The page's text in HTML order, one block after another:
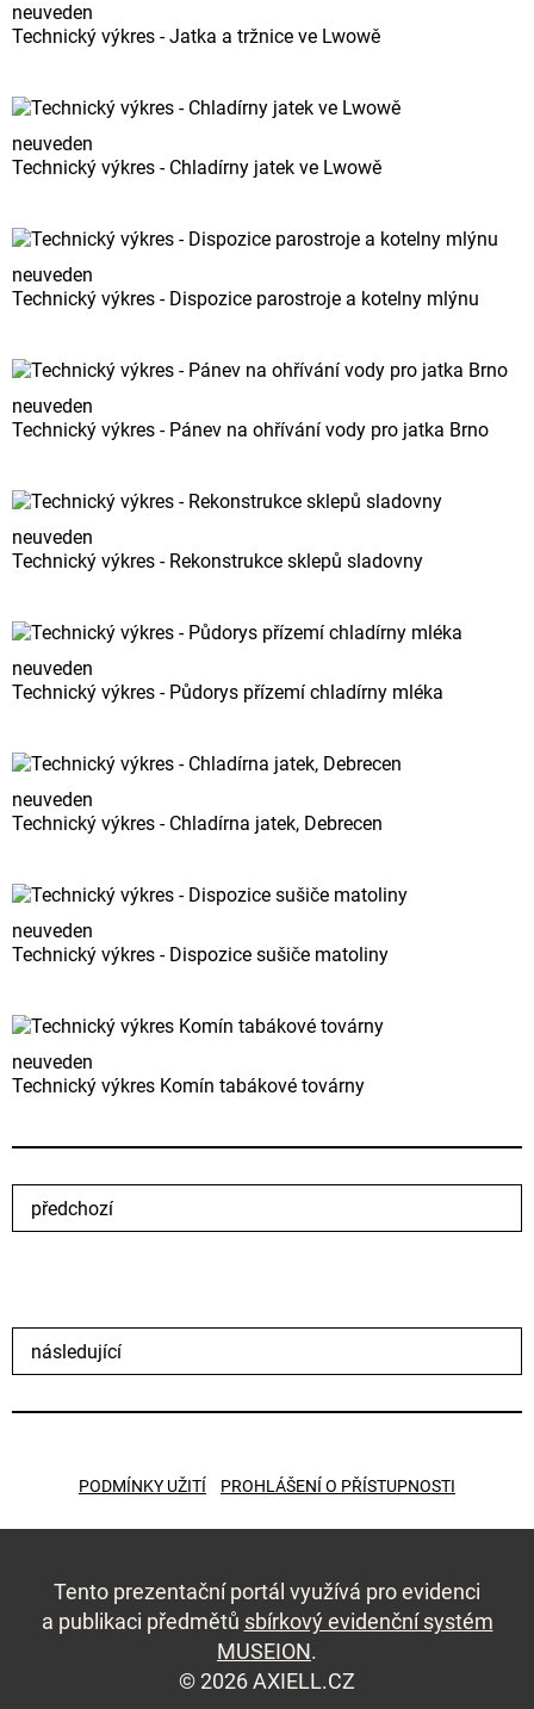
neuveden
Technický výkres - Jatka a tržnice ve Lwowě
neuveden
Technický výkres - Chladírny jatek ve Lwowě
neuveden
Technický výkres - Dispozice parostroje a kotelny mlýnu
neuveden
Technický výkres - Pánev na ohřívání vody pro jatka Brno
neuveden
Technický výkres - Rekonstrukce sklepů sladovny
neuveden
Technický výkres - Půdorys přízemí chladírny mléka
neuveden
Technický výkres - Chladírna jatek, Debrecen
neuveden
Technický výkres - Dispozice sušiče matoliny
neuveden
Technický výkres Komín tabákové továrny
předchozí
následující
PODMÍNKY UŽITÍ PROHLÁŠENÍ O PŘÍSTUPNOSTI
Tento prezentační portál využívá pro evidenci
a publikaci předmětů sbírkový evidenční systém
MUSEION.
© 2026 AXIELL.CZ